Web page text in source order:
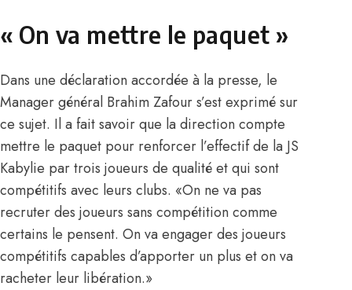
« On va mettre le paquet »
Dans une déclaration accordée à la presse, le
Manager général Brahim Zafours’est exprimé sur
ce sujet. Il a fait savoir que la direction compte
mettre le paquet pour renforcer l’effectif de la JS
Kabylie par trois joueurs de qualité et qui sont
compétitifs avec leurs clubs. «On ne va pas
recruter des joueurs sans compétition comme
certains le pensent. On va engager des joueurs
compétitifs capables d’apporter un plus et on va
racheter leur libération.»